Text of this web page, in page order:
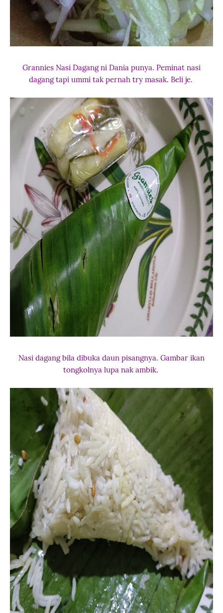
Grannies Nasi Dagang ni Dania punya. Peminat nasi
dagang tapi ummi tak pernah try masak. Beli je.
Nasi dagang bila dibuka daun pisangnya. Gambar ikan
tongkolnya lupa nak ambik.